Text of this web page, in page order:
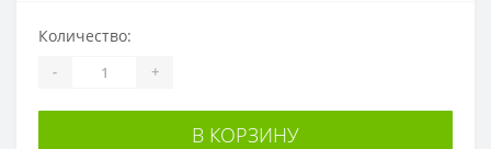
Количество:
- +
В КОРЗИНУ